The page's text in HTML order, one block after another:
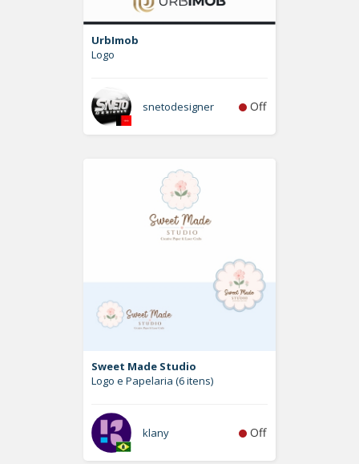
UrbImob
Logo
snetodesigner Off
Sweet Made Studio
Logo e Papelaria (6 itens)
klany Off